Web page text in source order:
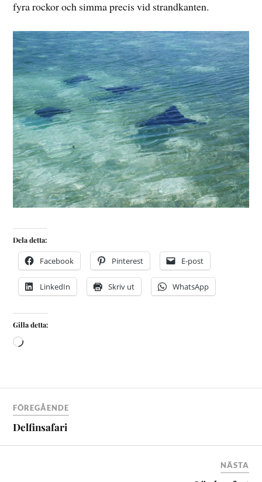
fyra rockor och simma precis vid strandkanten.
Dela detta:
Facebook Pinterest E-post
LinkedIn Skriv ut WhatsApp
Gilla detta:
FÖREGÅENDE
Delfinsafari
NÄSTA